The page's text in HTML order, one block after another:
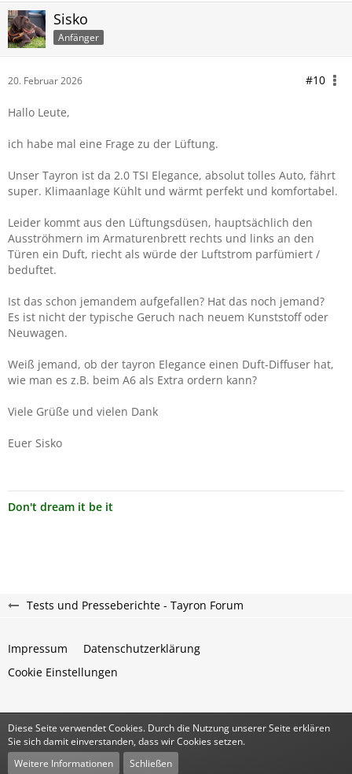
Sisko
Anfänger
20. Februar 2026 #10
Hallo Leute,
ich habe mal eine Frage zu der Lüftung.
Unser Tayron ist da 2.0 TSI Elegance, absolut tolles Auto, fährt
super. Klimaanlage Kühlt und wärmt perfekt und komfortabel.
Leider kommt aus den Lüftungsdüsen, hauptsächlich den
Ausströhmern im Armaturenbrett rechts und links an den
Türen ein Duft, riecht als würde der Luftstrom parfümiert /
beduftet.
Ist das schon jemandem aufgefallen? Hat das noch jemand?
Es ist nicht der typische Geruch nach neuem Kunststoff oder
Neuwagen.
Weiß jemand, ob der tayron Elegance einen Duft-Diffuser hat,
wie man es z.B. beim A6 als Extra ordern kann?
Viele Grüße und vielen Dank
Euer Sisko
Don't dream it be it
Tests und Presseberichte - Tayron Forum
Impressum
Datenschutzerklärung
Cookie Einstellungen
Community-Software:WoltLab Suite™
Stil:Classicvon
Diese Seite verwendet Cookies. Durch die Nutzung unserer Seite erklären
Sie sich damit einverstanden, dass wir Cookies setzen.
Weitere Informationen
Schließen